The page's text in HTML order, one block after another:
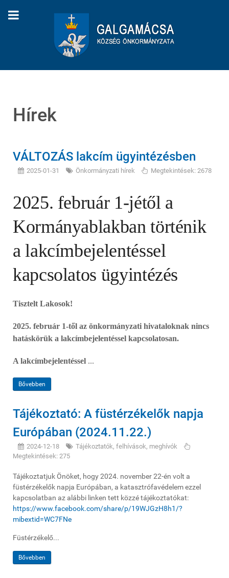
Hírek
VÁLTOZÁS lakcím ügyintézésben
2025-01-31 Önkormányzati hírek Megtekintések: 2678
2025. február 1-jétől a
Kormányablakban történik
a lakcímbejelentéssel
kapcsolatos ügyintézés
Tisztelt Lakosok!
2025. február 1-től az önkormányzati hivataloknak nincs
hatáskörük a lakcímbejelentéssel kapcsolatosan.
A lakcímbejelentéssel ...
Bővebben
Tájékoztató: A füstérzékelők napja
Európában (2024.11.22.)
2024-12-18
Tájékoztatók, felhívások, meghívók
Megtekintések: 275
Tájékoztatjuk Önöket, hogy 2024. november 22-én volt a
füstérzékelők napja Európában, a katasztrófavédelem ezzel
kapcsolatban az alábbi linken tett közzé tájékoztatókat:
https://www.facebook.com/share/p/19WJGzH8h1/?
mibextid=WC7FNe
Füstérzékelő...
Bővebben